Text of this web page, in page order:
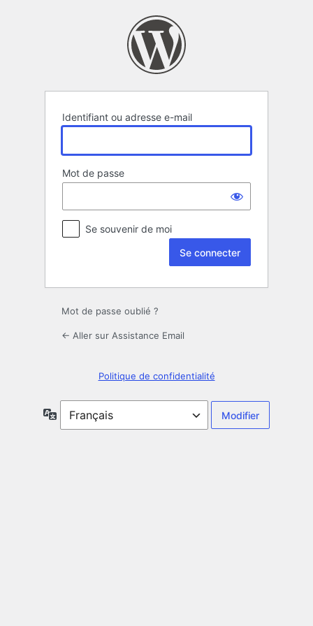
Identifiant ou adresse e-mail
Mot de passe
Se souvenir de moi
Mot de passe oublié ?
← Aller sur Assistance Email
Politique de confidentialité
Langue